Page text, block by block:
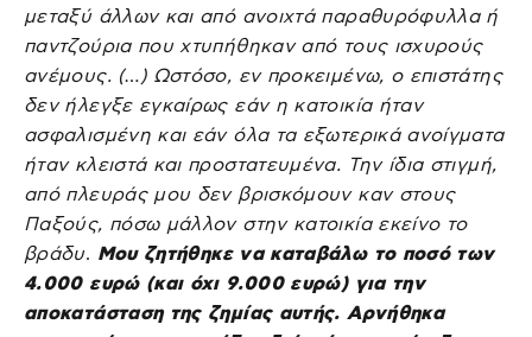
μεταξύ άλλων και από ανοιχτά παραθυρόφυλλα ή
παντζούρια που χτυπήθηκαν από τους ισχυρούς
ανέμους. (…) Ωστόσο, εν προκειμένω, ο επιστάτης
δεν ήλεγξε εγκαίρως εάν η κατοικία ήταν
ασφαλισμένη και εάν όλα τα εξωτερικά ανοίγματα
ήταν κλειστά και προστατευμένα. Την ίδια στιγμή,
από πλευράς μου δεν βρισκόμουν καν στους
Παξούς, πόσω μάλλον στην κατοικία εκείνο το
βράδυ. Μου ζητήθηκε να καταβάλω το ποσό των
4.000 ευρώ (και όχι 9.000 ευρώ) για την
αποκατάσταση της ζημίας αυτής. Αρνήθηκα